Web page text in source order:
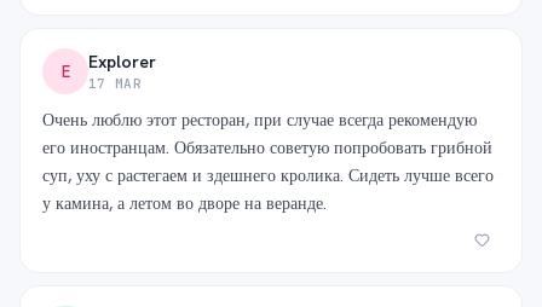
E Explorer
17 MAR
Очень люблю этот ресторан, при случае всегда рекомендую
его иностранцам. Обязательно советую попробовать грибной
суп, уху с растегаем и здешнего кролика. Сидеть лучше всего
у камина, а летом во дворе на веранде.